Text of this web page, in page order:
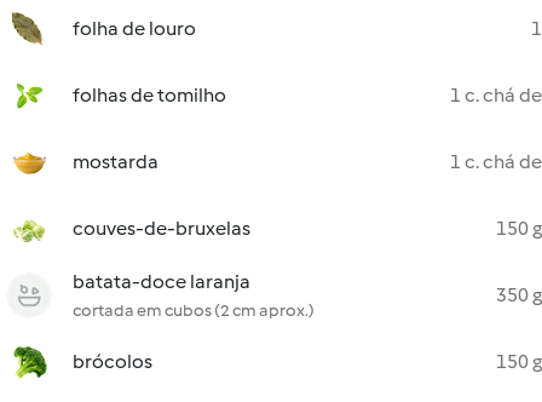
folha de louro 1
folhas de tomilho 1 c. chá de
mostarda 1 c. chá de
couves-de-bruxelas 150 g
batata-doce laranja
cortada em cubos (2 cm aprox.)
350 g
brócolos 150 g